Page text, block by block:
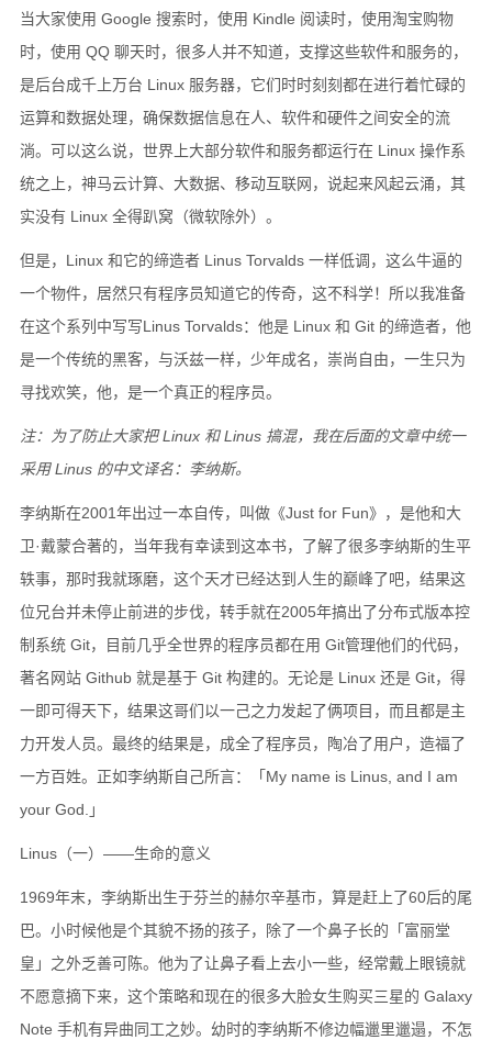
当大家使用 Google 搜索时，使用 Kindle 阅读时，使用淘宝购物
时，使用 QQ 聊天时，很多人并不知道，支撑这些软件和服务的，
是后台成千上万台 Linux 服务器，它们时时刻刻都在进行着忙碌的
运算和数据处理，确保数据信息在人、软件和硬件之间安全的流
淌。可以这么说，世界上大部分软件和服务都运行在 Linux 操作系
统之上，神马云计算、大数据、移动互联网，说起来风起云涌，其
实没有 Linux 全得趴窝（微软除外）。
但是，Linux 和它的缔造者 Linus Torvalds 一样低调，这么牛逼的
一个物件，居然只有程序员知道它的传奇，这不科学！所以我准备
在这个系列中写写Linus Torvalds：他是 Linux 和 Git 的缔造者，他
是一个传统的黑客，与沃兹一样，少年成名，崇尚自由，一生只为
寻找欢笑，他，是一个真正的程序员。
注：为了防止大家把 Linux 和 Linus 搞混，我在后面的文章中统一
采用 Linus 的中文译名：李纳斯。
李纳斯在2001年出过一本自传，叫做《Just for Fun》，是他和大
卫·戴蒙合著的，当年我有幸读到这本书，了解了很多李纳斯的生平
轶事，那时我就琢磨，这个天才已经达到人生的巅峰了吧，结果这
位兄台并未停止前进的步伐，转手就在2005年搞出了分布式版本控
制系统 Git，目前几乎全世界的程序员都在用 Git管理他们的代码，
著名网站 Github 就是基于 Git 构建的。无论是 Linux 还是 Git，得
一即可得天下，结果这哥们以一己之力发起了俩项目，而且都是主
力开发人员。最终的结果是，成全了程序员，陶冶了用户，造福了
一方百姓。正如李纳斯自己所言：「My name is Linus, and I am
your God.」
Linus（一）——生命的意义
1969年末，李纳斯出生于芬兰的赫尔辛基市，算是赶上了60后的尾
巴。小时候他是个其貌不扬的孩子，除了一个鼻子长的「富丽堂
皇」之外乏善可陈。他为了让鼻子看上去小一些，经常戴上眼镜就
不愿意摘下来，这个策略和现在的很多大脸女生购买三星的 Galaxy
Note 手机有异曲同工之妙。幼时的李纳斯不修边幅邋里邋遢，不怎